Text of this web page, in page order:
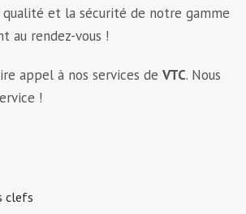
qualité et la sécurité de notre gamme
au rendez-vous !
appel à nos services de VTC. Nous
!
clefs